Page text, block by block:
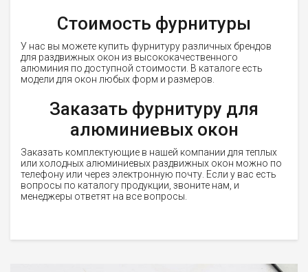
Стоимость фурнитуры
У нас вы можете купить фурнитуру различных брендов
для раздвижных окон из высококачественного
алюминия по доступной стоимости. В каталоге есть
модели для окон любых форм и размеров.
Заказать фурнитуру для
алюминиевых окон
Заказать комплектующие в нашей компании для теплых
или холодных алюминиевых раздвижных окон можно по
телефону или через электронную почту. Если у вас есть
вопросы по каталогу продукции, звоните нам, и
менеджеры ответят на все вопросы.